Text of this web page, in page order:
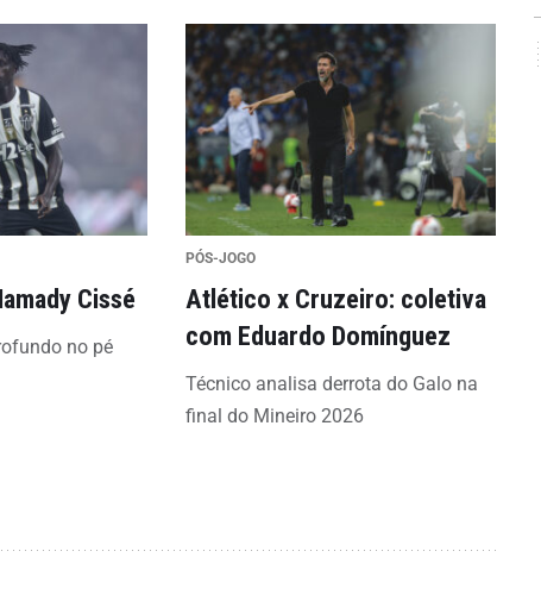
Cissé
no pé
PÓS-JOGO
Atlético x Cruzeiro: coletiva
com Eduardo Domínguez
Técnico analisa derrota do Galo na
final do Mineiro 2026